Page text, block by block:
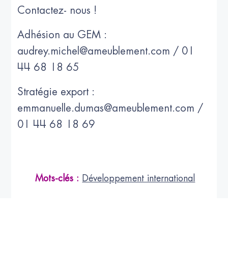
Contactez- nous !
Adhésion au GEM :
audrey.michel@ameublement.com / 01
44 68 18 65
Stratégie export :
emmanuelle.dumas@ameublement.com /
01 44 68 18 69
Mots-clés : Développement international